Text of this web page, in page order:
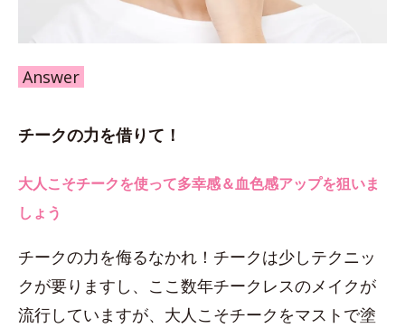
Answer
チークの力を借りて！
大人こそチークを使って多幸感＆血色感アップを狙いま
しょう
チークの力を侮るなかれ！チークは少しテクニッ
クが要りますし、ここ数年チークレスのメイクが
流行していますが、大人こそチークをマストで塗